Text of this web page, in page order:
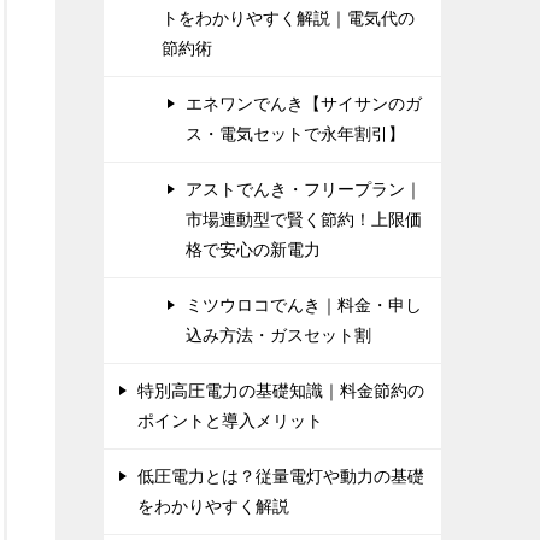
トをわかりやすく解説｜電気代の
節約術
エネワンでんき【サイサンのガ
ス・電気セットで永年割引】
アストでんき・フリープラン｜
市場連動型で賢く節約！上限価
格で安心の新電力
ミツウロコでんき｜料金・申し
込み方法・ガスセット割
特別高圧電力の基礎知識｜料金節約の
ポイントと導入メリット
低圧電力とは？従量電灯や動力の基礎
をわかりやすく解説